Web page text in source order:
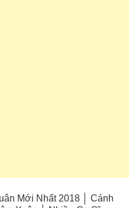
Mới Nhất 2018 │ Cánh